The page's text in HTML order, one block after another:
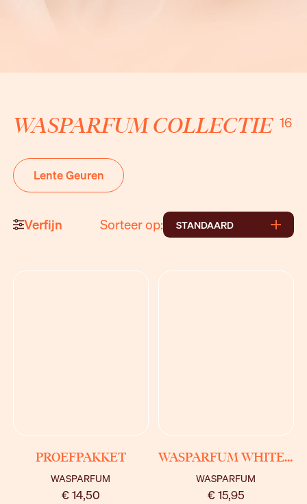
Verfijn
Lente Geuren
Sorteer op: STANDAARD
WASPARFUM COLLECTIE 16
WASPARFUM
€ 14,50
PROEFPAKKET
WASPARFUM
€ 15,95
WASPARFUM WHITE MUSK